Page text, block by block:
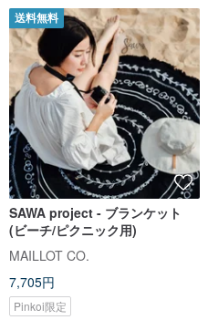
送料無料
SAWA project - ブランケット
(ビーチ/ピクニック用)
MAILLOT CO.
7,705円
Pinkoi限定